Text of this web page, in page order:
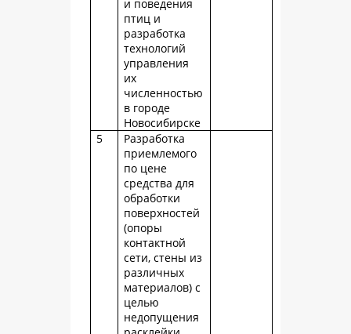
и поведения
птиц и
разработка
технологий
управления
их
численностью
в городе
Новосибирске
5
Разработка
приемлемого
по цене
средства для
обработки
поверхностей
(опоры
контактной
сети, стены из
различных
материалов) с
целью
недопущения